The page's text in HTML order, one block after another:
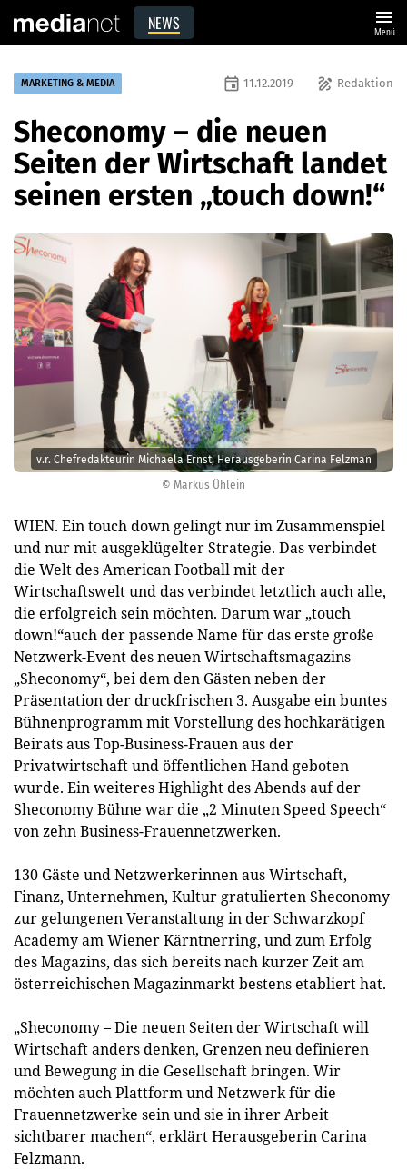
NEWS menu
Menü
© Markus Ühlein
v.r. Chefredakteurin Michaela Ernst, Herausgeberin Carina Felzman
MARKETING & MEDIA draw Redaktion
event 11.12.2019
Sheconomy – die neuen
Seiten der Wirtschaft landet
seinen ersten „touch down!“
WIEN. Ein touch down gelingt nur im Zusammenspiel
und nur mit ausgeklügelter Strategie. Das verbindet
die Welt des American Football mit der
Wirtschaftswelt und das verbindet letztlich auch alle,
die erfolgreich sein möchten. Darum war „touch
down!“auch der passende Name für das erste große
Netzwerk-Event des neuen Wirtschaftsmagazins
„Sheconomy“, bei dem den Gästen neben der
Präsentation der druckfrischen 3. Ausgabe ein buntes
Bühnenprogramm mit Vorstellung des hochkarätigen
Beirats aus Top-Business-Frauen aus der
Privatwirtschaft und öffentlichen Hand geboten
wurde. Ein weiteres Highlight des Abends auf der
Sheconomy Bühne war die „2 Minuten Speed Speech“
von zehn Business-Frauennetzwerken.
130 Gäste und Netzwerkerinnen aus Wirtschaft,
Finanz, Unternehmen, Kultur gratulierten Sheconomy
zur gelungenen Veranstaltung in der Schwarzkopf
Academy am Wiener Kärntnerring, und zum Erfolg
des Magazins, das sich bereits nach kurzer Zeit am
österreichischen Magazinmarkt bestens etabliert hat.
„Sheconomy – Die neuen Seiten der Wirtschaft will
Wirtschaft anders denken, Grenzen neu definieren
und Bewegung in die Gesellschaft bringen. Wir
möchten auch Plattform und Netzwerk für die
Frauennetzwerke sein und sie in ihrer Arbeit
sichtbarer machen“, erklärt Herausgeberin Carina
Felzmann.